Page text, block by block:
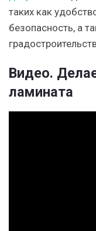
таких как
безопасность, а
Видео.
ламината